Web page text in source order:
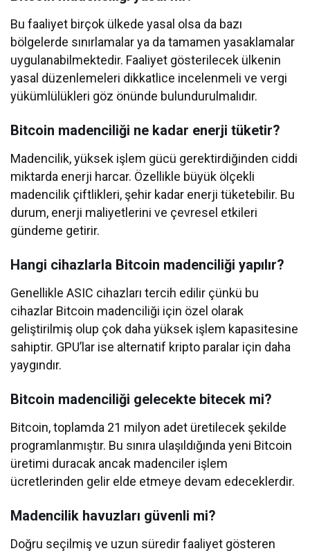
Bu faaliyet birçok ülkede yasal olsa da bazı
bölgelerde sınırlamalar ya da tamamen yasaklamalar
uygulanabilmektedir. Faaliyet gösterilecek ülkenin
yasal düzenlemeleri dikkatlice incelenmeli ve vergi
yükümlülükleri göz önünde bulundurulmalıdır.
Bitcoin madenciliği ne kadar enerji tüketir?
Madencilik, yüksek işlem gücü gerektirdiğinden ciddi
miktarda enerji harcar. Özellikle büyük ölçekli
madencilik çiftlikleri, şehir kadar enerji tüketebilir. Bu
durum, enerji maliyetlerini ve çevresel etkileri
gündeme getirir.
Hangi cihazlarla Bitcoin madenciliği yapılır?
Genellikle ASIC cihazları tercih edilir çünkü bu
cihazlar Bitcoin madenciliği için özel olarak
geliştirilmiş olup çok daha yüksek işlem kapasitesine
sahiptir. GPU’lar ise alternatif kripto paralar için daha
yaygındır.
Bitcoin madenciliği gelecekte bitecek mi?
Bitcoin, toplamda 21 milyon adet üretilecek şekilde
programlanmıştır. Bu sınıra ulaşıldığında yeni Bitcoin
üretimi duracak ancak madenciler işlem
ücretlerinden gelir elde etmeye devam edeceklerdir.
Madencilik havuzları güvenli mi?
Doğru seçilmiş ve uzun süredir faaliyet gösteren